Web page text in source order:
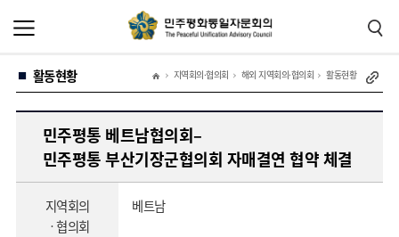
활동현황 지역회의·협의회 해외 지역회의·협의회 활동현황
민주평통 베트남협의회–
민주평통 부산기장군협의회 자매결연 협약 체결
지역회의
ㆍ협의회
베트남